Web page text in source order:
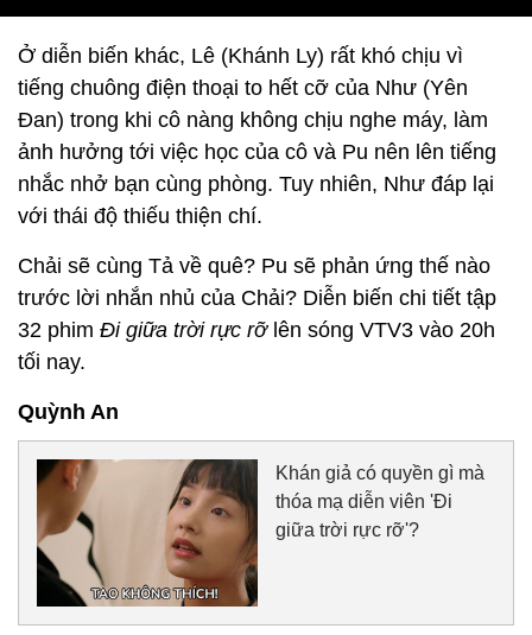
Ở diễn biến khác, Lê (Khánh Ly) rất khó chịu vì
tiếng chuông điện thoại to hết cỡ của Như (Yên
Đan) trong khi cô nàng không chịu nghe máy, làm
ảnh hưởng tới việc học của cô và Pu nên lên tiếng
nhắc nhở bạn cùng phòng. Tuy nhiên, Như đáp lại
với thái độ thiếu thiện chí.
Chải sẽ cùng Tả về quê? Pu sẽ phản ứng thế nào
trước lời nhắn nhủ của Chải? Diễn biến chi tiết tập
32 phim Đi giữa trời rực rỡlên sóng VTV3 vào 20h
tối nay.
Quỳnh An
Khán giả có quyền gì mà
thóa mạ diễn viên 'Đi
giữa trời rực rỡ'?